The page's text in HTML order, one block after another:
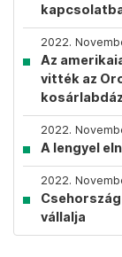
2022.
Az
vitték az
2022.
A lengyel
2022.
vállalja